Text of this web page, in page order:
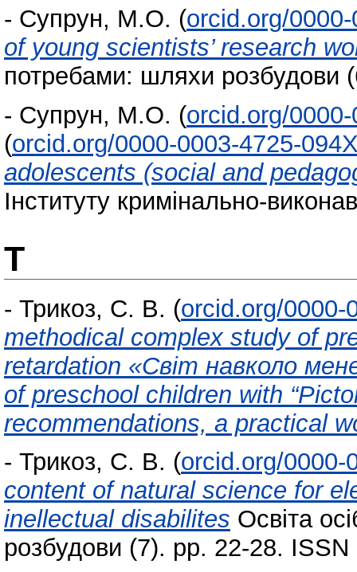
- Супрун, М.О. (orcid.org/
of young scientists’ research
потребами: шляхи розбудови
- Супрун, М.О. (orcid.org/
(orcid.org/0000-0003-4725-
adolescents (social and
Інституту кримінально-
Т
- Трикоз, С. В. (orcid.org/0000-
methodical complex study of
retardation «Світ навколо
of preschool children with
recommendations, a practical
- Трикоз, С. В. (orcid.org/0000-
content of natural science for
inellectual disabilites Освіта
розбудови (7). pp. 22-28.